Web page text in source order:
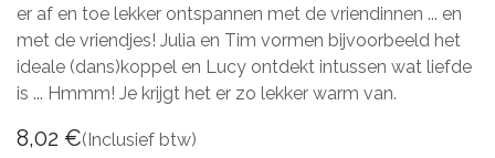
er af en toe lekker ontspannen met de vriendinnen ... en
met de vriendjes! Julia en Tim vormen bijvoorbeeld het
ideale (dans)koppel en Lucy ontdekt intussen wat liefde
is ... Hmmm! Je krijgt het er zo lekker warm van.
8,02 €(Inclusief btw)